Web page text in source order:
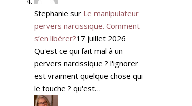
Stephanie sur Le manipulateur
pervers narcissique. Comment
s’en libérer?17 juillet 2026
Qu'est ce qui fait mal à un
pervers narcissique ? l'ignorer
est vraiment quelque chose qui
le touche ? qu'est…